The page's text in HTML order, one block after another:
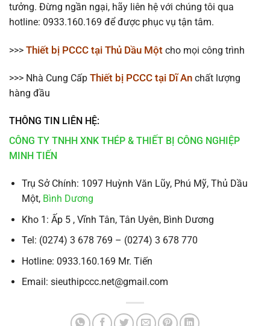
tưởng. Đừng ngần ngại, hãy liên hệ với chúng tôi qua
hotline: 0933.160.169 để được phục vụ tận tâm.
>>> Thiết bị PCCC tại Thủ Dầu Một cho mọi công trình
>>> Nhà Cung Cấp Thiết bị PCCC tại Dĩ An chất lượng
hàng đầu
THÔNG TIN LIÊN HỆ:
CÔNG TY TNHH XNK THÉP & THIẾT BỊ CÔNG NGHIỆP
MINH TIẾN
Trụ Sở Chính: 1097 Huỳnh Văn Lũy, Phú Mỹ, Thủ Dầu
Một, Bình Dương
Kho 1: Ấp 5 , Vĩnh Tân, Tân Uyên, Bình Dương
Tel: (0274) 3 678 769 – (0274) 3 678 770
Hotline: 0933.160.169 Mr. Tiến
Email: sieuthipccc.net@gmail.com